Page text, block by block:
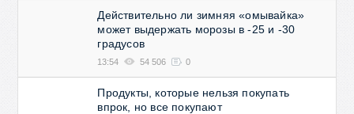
Действительно ли зимняя «омывайка»
может выдержать морозы в -25 и -30
градусов
13:54 54 506 0
Продукты, которые нельзя покупать
впрок, но все покупают